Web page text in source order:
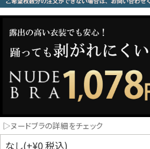
同一商品まとめ買いキャンペーン
▷ヌードブラの詳細をチェック